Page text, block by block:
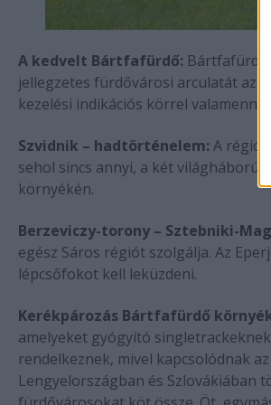
A kedvelt Bártfafürdő: Bártfafürdő
jellegzetes fürdővárosi arculatát az
kezelési indikációs körrel
Szvidnik – hadtörténelem: A régió
sehol sincs annyi, a két
környékén.
Berzeviczy-torony – Sztebniki-
egész Sáros régiót szolgálja. Az
lépcsőfokot kell leküzdeni.
Kerékpározás Bártfafürdő
amelyeket gyógyító
rendelkeznek, mivel kapcsolódnak
Lengyelországban és Szlovákiában